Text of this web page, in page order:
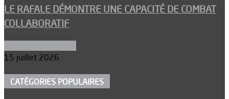
LE RAFALE DÉMONTRE UNE CAPACITÉ DE COMBAT
COLLABORATIF
15 juillet 2026
CATÉGORIES POPULAIRES